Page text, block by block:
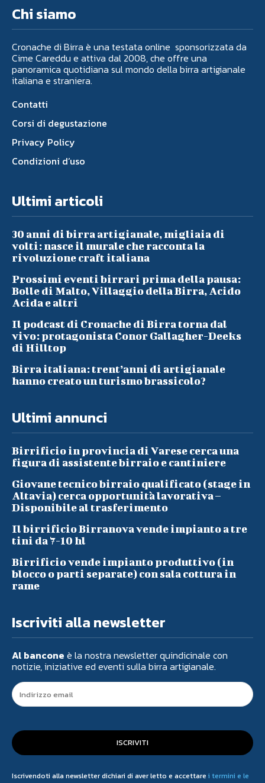
Chi siamo
Cronache di Birra è una testata online sponsorizzata da
Cime Careddu e attiva dal 2008, che offre una
panoramica quotidiana sul mondo della birra artigianale
italiana e straniera.
Contatti
Corsi di degustazione
Privacy Policy
Condizioni d’uso
Ultimi articoli
30 anni di birra artigianale, migliaia di
volti: nasce il murale che racconta la
rivoluzione craft italiana
Prossimi eventi birrari prima della pausa:
Bolle di Malto, Villaggio della Birra, Acido
Acida e altri
Il podcast di Cronache di Birra torna dal
vivo: protagonista Conor Gallagher-Deeks
di Hilltop
Birra italiana: trent’anni di artigianale
hanno creato un turismo brassicolo?
Ultimi annunci
Birrificio in provincia di Varese cerca una
figura di assistente birraio e cantiniere
Giovane tecnico birraio qualificato (stage in
Altavia) cerca opportunità lavorativa –
Disponibile al trasferimento
Il birrificio Birranova vende impianto a tre
tini da 7-10 hl
Birrificio vende impianto produttivo (in
blocco o parti separate) con sala cottura in
rame
Iscriviti alla newsletter
Al bancone è la nostra newsletter quindicinale con
notizie, iniziative ed eventi sulla birra artigianale.
ISCRIVITI
Iscrivendoti alla newsletter dichiari di aver letto e accettare i termini e le